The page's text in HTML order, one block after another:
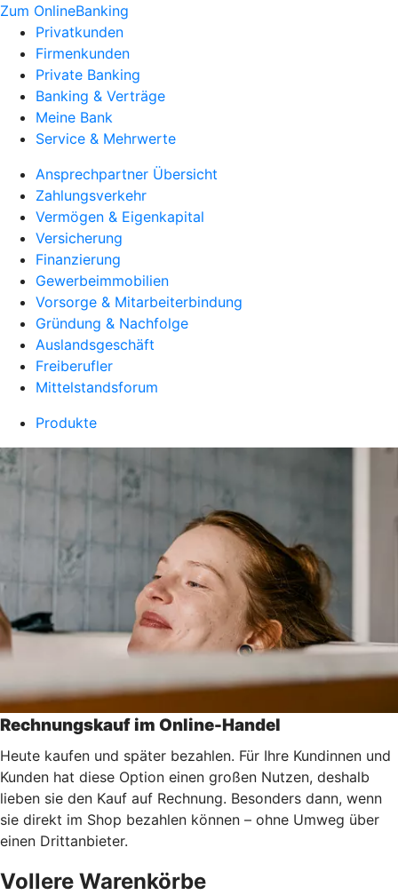
Zum OnlineBanking
Privatkunden
Firmenkunden
Private Banking
Banking & Verträge
Meine Bank
Service & Mehrwerte
Ansprechpartner Übersicht
Zahlungsverkehr
Vermögen & Eigenkapital
Versicherung
Finanzierung
Gewerbeimmobilien
Vorsorge & Mitarbeiterbindung
Gründung & Nachfolge
Auslandsgeschäft
Freiberufler
Mittelstandsforum
Produkte
Rechnungskauf im Online-Handel
Heute kaufen und später bezahlen. Für Ihre Kundinnen und
Kunden hat diese Option einen großen Nutzen, deshalb
lieben sie den Kauf auf Rechnung. Besonders dann, wenn
sie direkt im Shop bezahlen können – ohne Umweg über
einen Drittanbieter.
Vollere Warenkörbe